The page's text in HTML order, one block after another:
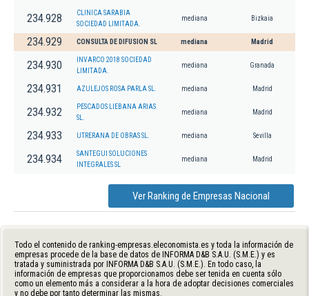
234.928
CLINICA SARABIA
SOCIEDAD LIMITADA.
mediana Bizkaia
234.929 CONSULTA DE DIFUSION SL mediana Madrid
234.930
INVARCO 2018 SOCIEDAD
LIMITADA.
mediana Granada
234.931 AZULEJOS ROSA PARLA SL. mediana Madrid
234.932
PESCADOS LIEBANA ARIAS
SL.
mediana Madrid
234.933 UTRERANA DE OBRAS SL. mediana Sevilla
234.934
SANTEGUI SOLUCIONES
INTEGRALES SL
mediana Madrid
Ver Ranking de Empresas Nacional
Todo el contenido de ranking-empresas.eleconomista.es y toda la información de
empresas procede de la base de datos de INFORMA D&B S.A.U. (S.M.E.) y es
tratada y suministrada por INFORMA D&B S.A.U. (S.M.E.). En todo caso, la
información de empresas que proporcionamos debe ser tenida en cuenta sólo
como un elemento más a considerar a la hora de adoptar decisiones comerciales
y no debe por tanto determinar las mismas.